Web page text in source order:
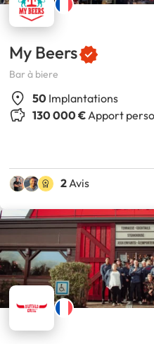
My Beers
Bar à biere
50 Implantations
130 000 € Apport
2Avis